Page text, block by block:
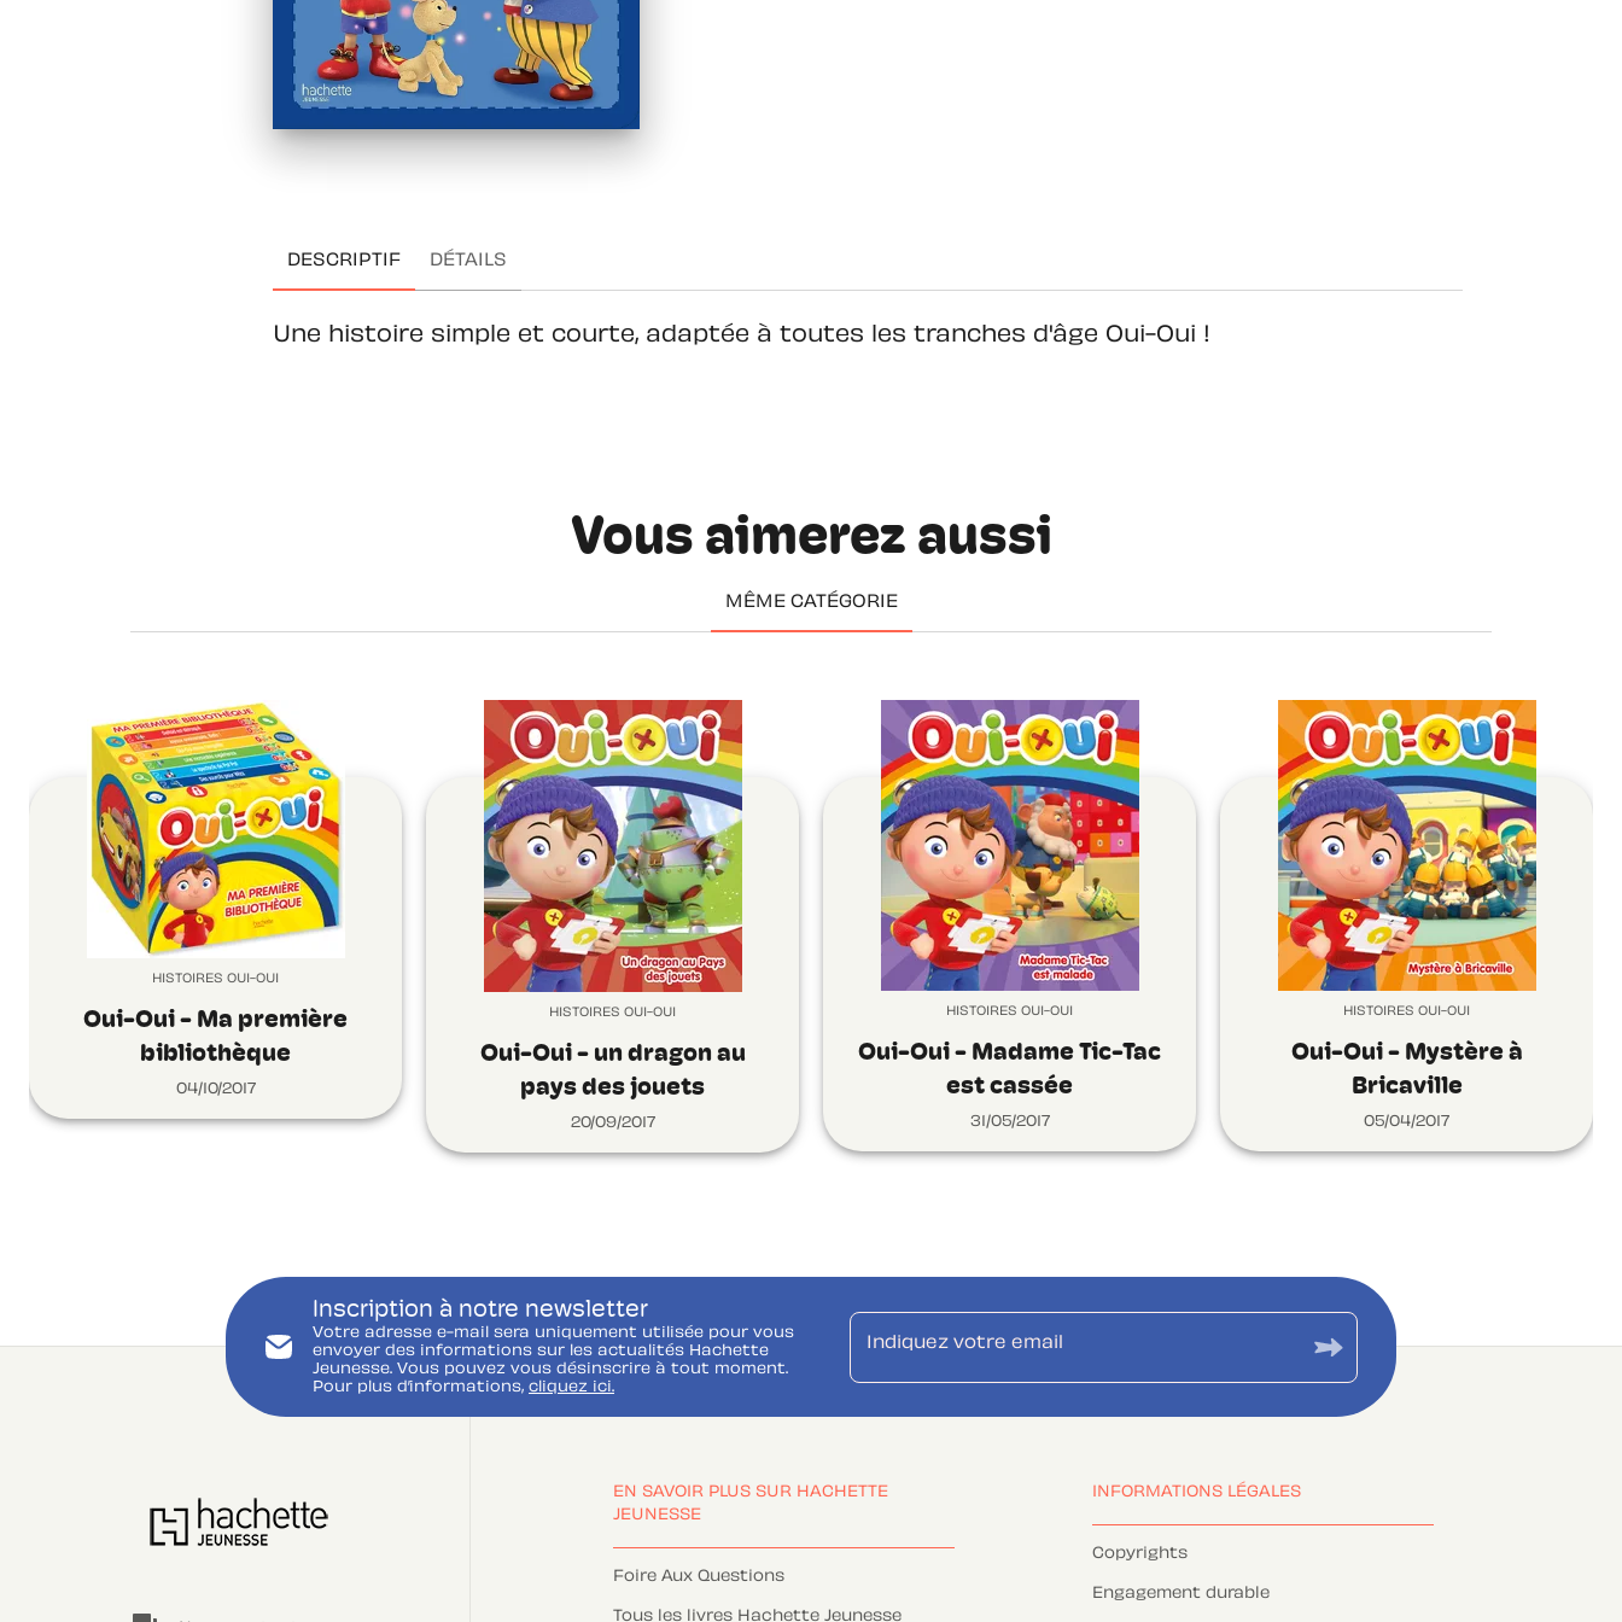
DESCRIPTIF DÉTAILS
Une histoire simple et courte, adaptée à toutes les tranches d'âge Oui-Oui !
Vous aimerez aussi
MÊME CATÉGORIE
HISTOIRES OUI-OUI
Oui-Oui - Ma première
bibliothèque
04/10/2017
HISTOIRES OUI-OUI
Oui-Oui - un dragon au
pays des jouets
20/09/2017
HISTOIRES OUI-OUI
Oui-Oui - Madame Tic-Tac
est cassée
31/05/2017
HISTOIRES OUI-OUI
Oui-Oui - Mystère à
Bricaville
05/04/2017
Inscription à notre newsletter
Votre adresse e-mail sera uniquement utilisée pour vous
envoyer des informations sur les actualités Hachette
Jeunesse. Vous pouvez vous désinscrire à tout moment.
Pour plus d’informations, cliquez ici.
Indiquez votre email
EN SAVOIR PLUS SUR HACHETTE
JEUNESSE
Foire Aux Questions
Tous les livres Hachette Jeunesse
INFORMATIONS LÉGALES
Copyrights
Engagement durable